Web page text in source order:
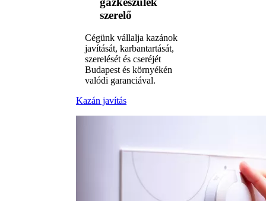
szerelő
Cégünk vállalja kazánok
javítását, karbantartását,
szerelését és cseréjét
Budapest és környékén
valódi garanciával.
Kazán javítás